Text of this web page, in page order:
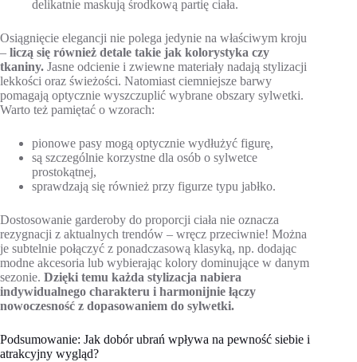
delikatnie maskują środkową partię ciała.
Osiągnięcie elegancji nie polega jedynie na właściwym kroju
– liczą się również detale takie jak kolorystyka czy
tkaniny. Jasne odcienie i zwiewne materiały nadają stylizacji
lekkości oraz świeżości. Natomiast ciemniejsze barwy
pomagają optycznie wyszczuplić wybrane obszary sylwetki.
Warto też pamiętać o wzorach:
pionowe pasy mogą optycznie wydłużyć figurę,
są szczególnie korzystne dla osób o sylwetce
prostokątnej,
sprawdzają się również przy figurze typu jabłko.
Dostosowanie garderoby do proporcji ciała nie oznacza
rezygnacji z aktualnych trendów – wręcz przeciwnie! Można
je subtelnie połączyć z ponadczasową klasyką, np. dodając
modne akcesoria lub wybierając kolory dominujące w danym
sezonie. Dzięki temu każda stylizacja nabiera
indywidualnego charakteru i harmonijnie łączy
nowoczesność z dopasowaniem do sylwetki.
Podsumowanie: Jak dobór ubrań wpływa na pewność siebie i
atrakcyjny wygląd?